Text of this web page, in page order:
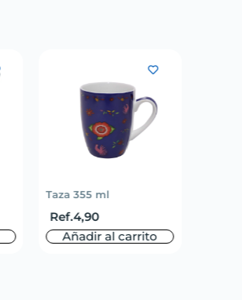
Taza 355 ml
Ref.4,90
Añadir al carrito